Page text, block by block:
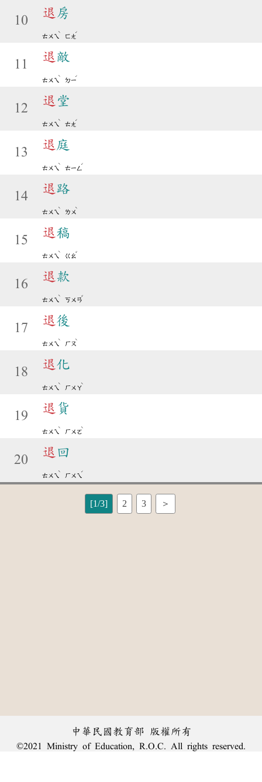
10
退 房
ㄊㄨㄟ
ˋ
ㄈㄤ
ˊ
11
退 敵
ㄊㄨㄟ
ˋ
ㄉㄧ
ˊ
12
退 堂
ㄊㄨㄟ
ˋ
ㄊㄤ
ˊ
13
退 庭
ㄊㄨㄟ
ˋ
ㄊㄧㄥ
ˊ
14
退 路
ㄊㄨㄟ
ˋ
ㄌㄨ
ˋ
15
退 稿
ㄊㄨㄟ
ˋ
ㄍㄠ
ˇ
16
退 款
ㄊㄨㄟ
ˋ
ㄎㄨㄢ
ˇ
17
退 後
ㄊㄨㄟ
ˋ
ㄏㄡ
ˋ
18
退 化
ㄊㄨㄟ
ˋ
ㄏㄨㄚ
ˋ
19
退 貨
ㄊㄨㄟ
ˋ
ㄏㄨㄛ
ˋ
20
退 回
ㄊㄨㄟ
ˋ
ㄏㄨㄟ
ˊ
[1/3] 2 3 ＞
中華民國教育部 版權所有
©2021 Ministry of Education, R.O.C. All rights reserved.